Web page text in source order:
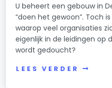
U beheert een gebouw in
“doen het gewoon”. Toch
waarop veel organisaties
eigenlijk in de leidingen op
wordt gedoucht?
LEES VERDER